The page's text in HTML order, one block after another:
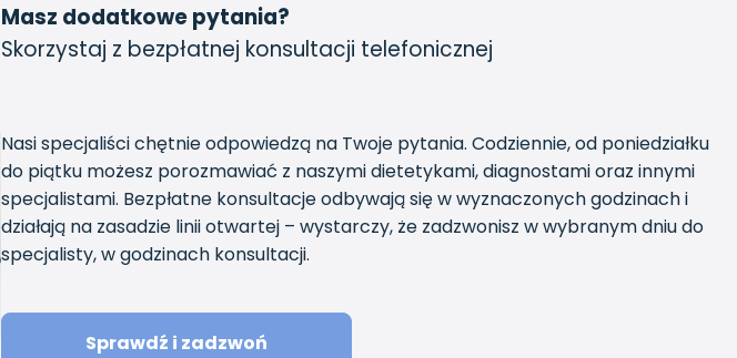
Masz dodatkowe pytania?
Skorzystaj z bezpłatnej konsultacji telefonicznej
Nasi specjaliści chętnie odpowiedzą na Twoje pytania. Codziennie, od poniedziałku
do piątku możesz porozmawiać z naszymi dietetykami, diagnostami oraz innymi
specjalistami. Bezpłatne konsultacje odbywają się w wyznaczonych godzinach i
działają na zasadzie linii otwartej – wystarczy, że zadzwonisz w wybranym dniu do
specjalisty, w godzinach konsultacji.
Sprawdź i zadzwoń